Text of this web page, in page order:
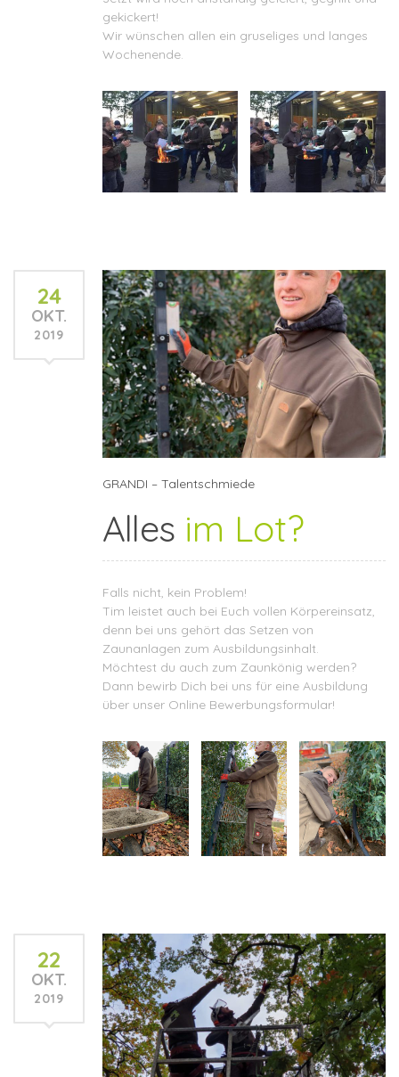
gekickert!
Wir wünschen allen ein gruseliges und langes
Wochenende.
24
OKT.
2019
GRANDI – Talentschmiede
Alles im Lot?
Falls nicht, kein Problem!
Tim leistet auch bei Euch vollen Körpereinsatz,
denn bei uns gehört das Setzen von
Zaunanlagen zum Ausbildungsinhalt.
Möchtest du auch zum Zaunkönig werden?
Dann bewirb Dich bei uns für eine Ausbildung
über unser Online Bewerbungsformular!
22
OKT.
2019